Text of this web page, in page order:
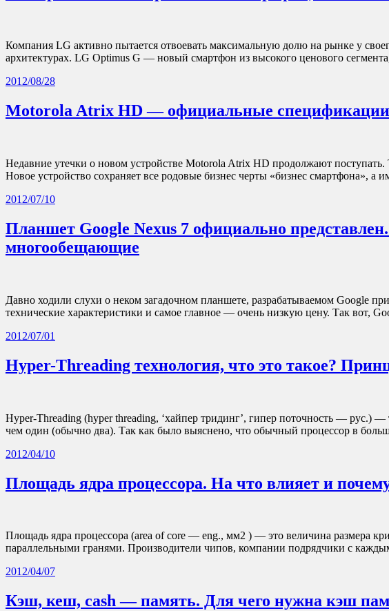
Компания LG активно пытается отвоевать максимальную долю на рынке у
архитектурах. LG Optimus G — новый смартфон из высокого ценового
2012/08/28
Motorola Atrix HD — официальные спецификации
Недавние утечки о новом устройстве Motorola Atrix HD продолжают
Новое устройство сохраняет все родовые бизнес черты «бизнес
2012/07/10
Планшет Google Nexus 7 официально
многообещающие
Давно ходили слухи о неком загадочном планшете, разрабатываемом Google
технические характеристики и самое главное — очень низкую цену. Так вот,
2012/07/01
Hyper-Threading технология, что это такое?
Hyper-Threading (hyper threading, ‘хайпер тридинг’, гипер поточность — рус.)
чем один (обычно два). Так как было выяснено, что обычный процессор в
2012/04/10
Площадь ядра процессора. На что влияет и
Площадь ядра процессора (area of core — eng., мм2 ) — это величина размера
параллельными гранями. Производители чипов, компании подрядчики с
2012/04/07
Кэш, кеш, cash — память. Для чего нужна кэш